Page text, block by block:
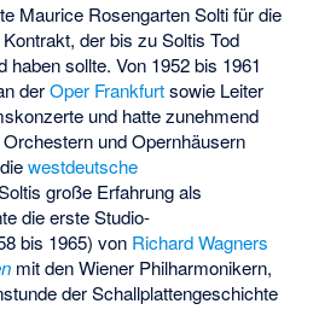
Maurice Rosengarten Solti für die
Kontrakt, der bis zu Soltis Tod
haben sollte. Von 1952 bis 1961
derOper Frankfurtsowie Leiter
und hatte zunehmend
und Opernhäusern
westdeutsche
große Erfahrung als
die erste Studio-
bis 1965) von Richard Wagners
mit den Wiener Philharmonikern,
der Schallplattengeschichte